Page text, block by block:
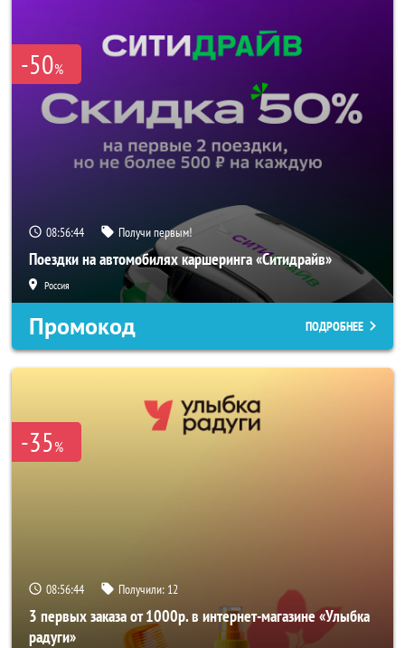
-50%
08:56:43 Получи первым!
Поездки на автомобилях каршеринга «Ситидрайв»
Россия
Промокод ПОДРОБНЕЕ
-35%
08:56:43 Получили: 12
3 первых заказа от 1000р. в интернет-магазине «Улыбка
радуги»